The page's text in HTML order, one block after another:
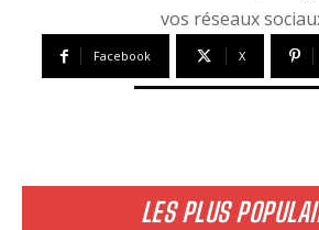
LES PLUS
vos réseaux
Facebook X